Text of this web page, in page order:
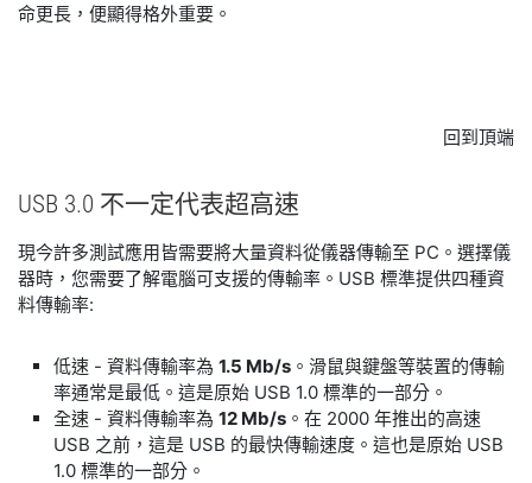
命更長，便顯得格外重要。
回到頂端
USB 3.0 不一定代表超高速
現今許多測試應用皆需要將大量資料從儀器傳輸至 PC。選擇儀
器時，您需要了解電腦可支援的傳輸率。USB 標準提供四種資
料傳輸率:
低速 - 資料傳輸率為 1.5 Mb/s 。滑鼠與鍵盤等裝置的傳輸
率通常是最低。這是原始 USB 1.0 標準的一部分。
全速 - 資料傳輸率為 12 Mb/s 。在 2000 年推出的高速
USB 之前，這是 USB 的最快傳輸速度。這也是原始 USB
1.0 標準的一部分。